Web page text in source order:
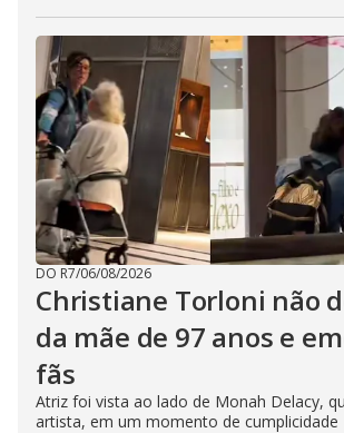
DO R7/06/08/2026
Christiane Torloni não
da mãe de 97 anos e
fãs
Atriz foi vista ao lado de Monah Delacy,
artista, em um momento de cumplicidade